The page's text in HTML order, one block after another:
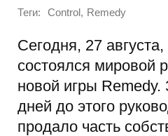
Теги: Control , Remedy
Сегодня, 27
состоялся мировой
новой игры Remedy.
дней до этого
продало часть